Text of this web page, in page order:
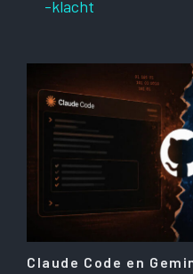
-klacht
Claude Code en